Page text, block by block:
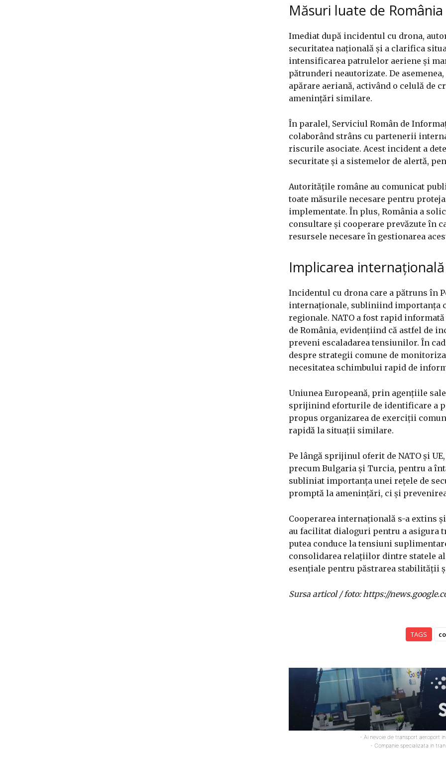
Măsuri luate de România
Imediat după incidentul cu drona,
securitatea națională și a clarifica
intensificarea patrulelor aeriene și
pătrunderi neautorizate. De
apărare aeriană, activând o celulă de
amenințări similare.
În paralel, Serviciul Român de
colaborând strâns cu partenerii
riscurile asociate. Acest incident a
securitate și a sistemelor de alertă,
Autoritățile române au comunicat
toate măsurile necesare pentru
implementate. În plus, România a
consultare și cooperare prevăzute în
resursele necesare în gestionarea
Implicarea
Incidentul cu drona care a pătruns în
internaționale, subliniind importanța
regionale. NATO a fost rapid
de România, evidențiind că astfel de
preveni escaladarea tensiunilor. În
despre strategii comune de
necesitatea schimbului rapid de
Uniunea Europeană, prin agențiile
sprijinind eforturile de identificare a
propus organizarea de exerciții
rapidă la situații similare.
Pe lângă sprijinul oferit de NATO și
precum Bulgaria și Turcia, pentru a
subliniat importanța unei rețele de
promptă la amenințări, ci și
Cooperarea internațională s-a extins
au facilitat dialoguri pentru a asigura
putea conduce la tensiuni
consolidarea relațiilor dintre statele
esențiale pentru păstrarea stabilității
Sursa articol / foto: https://
TAGS
- Ai nevoie de transport aeroport
- Companie specializata in